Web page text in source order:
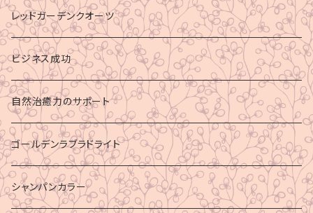
レッドガーデンクオーツ
ビジネス成功
自然治癒力のサポート
ゴールデンラブラドライト
シャンパンカラー